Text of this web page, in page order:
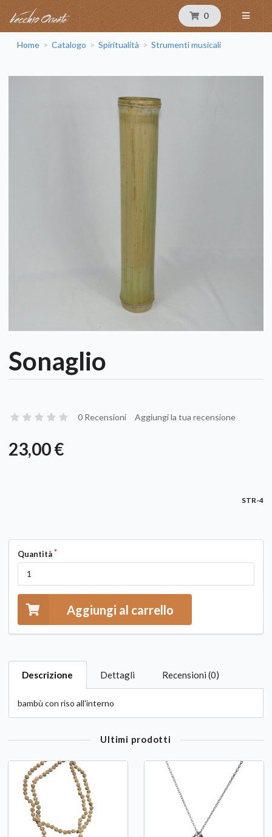
0
Home > Catalogo > Spiritualità > Strumenti musicali
Sonaglio
0 Recensioni Aggiungi la tua recensione
23,00 €
STR-4
Quantità
Aggiungi al carrello
Descrizione Dettagli Recensioni (0)
bambù con riso all'interno
Ultimi prodotti